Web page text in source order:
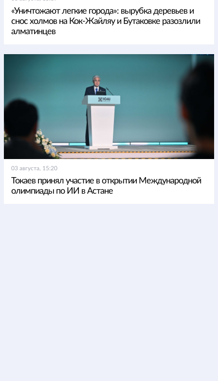
«Уничтожают легкие города»: вырубка деревьев и
снос холмов на Кок-Жайляу и Бутаковке разозлили
алматинцев
03 августа, 15:20
Токаев принял участие в открытии Международной
олимпиады по ИИ в Астане